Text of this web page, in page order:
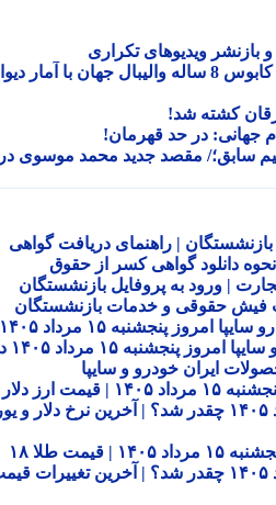
ویدیوهای تکراری
211 بازی و فقط 34 باخت؛/ کابوس 8 ساله والیبال جهان با آمار دیوانه
کشته شد!
در حد قهرمان!
سابق؛/ مقصد جدید محمد موسوی در
| راهنمای دریافت گواهی
گواهی کسر از حقوق
| ورود به پروفایل بازنشستگان
حقوقی و خدمات بازنشستگان
قیمت خودروهای ایران خودرو سایپا امروز پنجشنبه ۱۵ مرداد ۱۴۰۵ |
قیمت خودروهای ایران خودرو سایپا امروز پنجشنبه ۱۵ مرداد ۱۴۰۵ در
ایران خودرو و سایپا
قیمت ارز دلار یورو امروز پنجشنبه ۱۵ مرداد ۱۴۰۵ | قیمت ارز دلار
یورو امروز پنجشنبه ۱۵ مرداد ۱۴۰۵ چقدر شد؟ | آخرین نرخ دلار و یورو
قیمت طلا ۱۸ عیار امروز پنجشنبه ۱۵ مرداد ۱۴۰۵ | قیمت طلا ۱۸
عیار امروز پنجشنبه ۱۵ مرداد ۱۴۰۵ چقدر شد؟ | آخرین تغییرات قیمت